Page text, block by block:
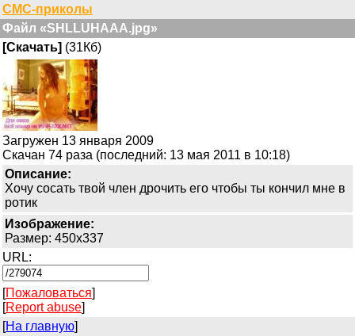
СМС-приколы
Файл «SHLLUHAAA.jpg»
[Скачать] (31Кб)
Загружен 13 января 2009
Скачан 74 раза (последний: 13 мая 2011 в 10:18)
Описание:
Хочу сосать твой член дрочить его чтобы ты кончил мне в
ротик
Изображение:
Размер: 450x337
URL:
[Пожаловаться]
[Report abuse]
[На главную]